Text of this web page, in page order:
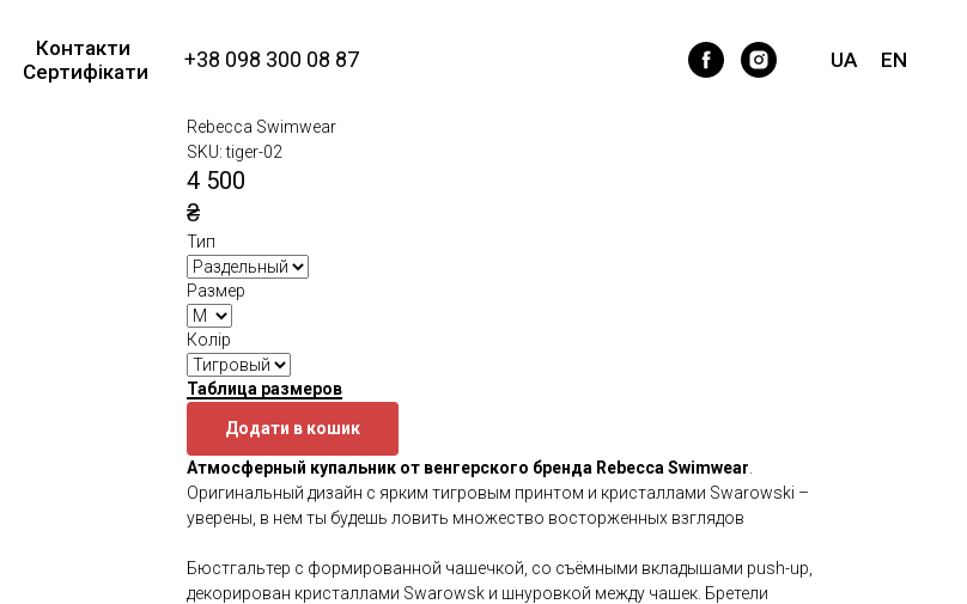
Контакти
Сертифікати
+38 098 300 08 87 UA EN
Swarowski, со шнуровкой Rebecca Swimwear
Rebecca Swimwear
SKU:tiger-02
4 500
₴
Тип
Размер
Колір
Таблица размеров
Додати в кошик
Атмосферный купальник от венгерского бренда Rebecca Swimwear
Оригинальный дизайн с ярким тигровым принтом и кристаллами Swarowski –
уверены, в нем ты будешь ловить множество восторженных взглядов
Бюстгальтер с формированной чашечкой, со съёмными вкладышами push-up,
декорирован кристаллами Swarowsk и шнуровкой между чашек. Бретели